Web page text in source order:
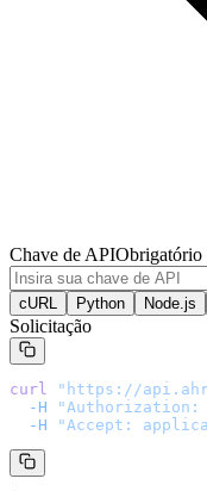
Chave de APIObrigatório
cURL
Python Node.js
Solicitação
curl " https://
  -H
"Authorization:
  -H
"Accept: